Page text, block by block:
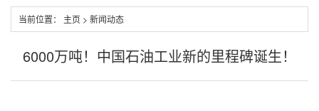
当前位置： 主页 > 新闻动态
6000万吨！中国石油工业新的里程碑诞生！